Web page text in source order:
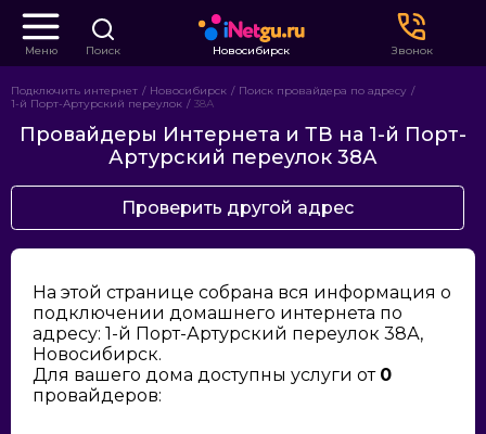
Меню Поиск Новосибирск Звонок
Подключить интернет Новосибирск
Поиск провайдера по адресу
1-й Порт-Артурский переулок
38А
Провайдеры Интернета и ТВ на 1-й Порт-
Артурский переулок 38А
Проверить другой адрес
На этой странице собрана вся информация о
подключении домашнего интернета по
адресу: 1-й Порт-Артурский переулок 38А,
Новосибирск.
Для вашего дома доступны услуги от 0
провайдеров: